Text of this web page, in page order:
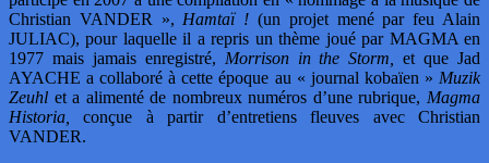
Christian VANDER », Hamtaï ! (un projet mené par feu Alain
JULIAC), pour laquelle il a repris un thème joué par MAGMA en
1977 mais jamais enregistré, Morrison in the Storm,
et que Jad
AYACHE a collaboré à cette époque au « journal kobaïen » Muzik
Zeuhl et a alimenté de nombreux numéros d’une rubrique, Magma
Historia,
conçue à partir d’entretiens fleuves avec Christian
VANDER.